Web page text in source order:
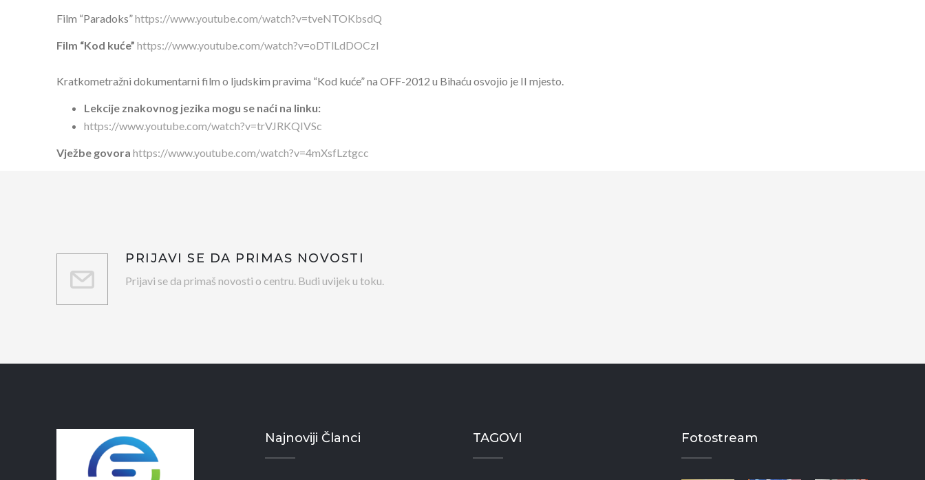
Film “Paradoks”https://www.youtube.com/watch?v=tveNTOKbsdQ
Film “Kod kuće” https://www.youtube.com/watch?v=oDTlLdDOCzI
Kratkometražni dokumentarni film o ljudskim pravima “Kod kuće” na OFF-2012 u Bihaću osvojio je II mjesto.
Lekcije znakovnog jezika mogu se naći na linku:
https://www.youtube.com/watch?v=trVJRKQIVSc
Vježbe govora https://www.youtube.com/watch?v=4mXsfLztgcc
PRIJAVI SE DA PRIMAŠ NOVOSTI
Prijavi se da primaš novosti o centru. Budi uvijek u toku.
Najnoviji Članci TAGOVI Fotostream